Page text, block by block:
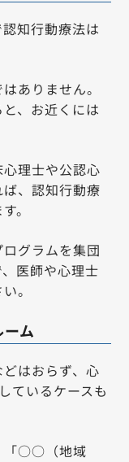
知行動療法は
ありません。
、お近くには
理士や公認心
、認知行動療
。
グラムを集団
医師や心理士
。
ム
はおらず、心
ているケースも
「○○（地域